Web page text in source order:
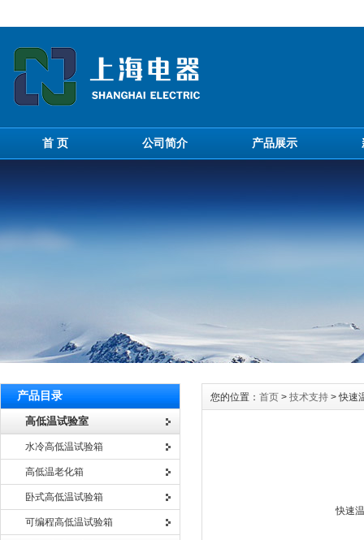
首 页 公司简介 产品展示
产品目录
高低温试验室
水冷高低温试验箱
高低温老化箱
卧式高低温试验箱
可编程高低温试验箱
您的位置： 首页 > 技术支持 > 快速
快速温变试验箱